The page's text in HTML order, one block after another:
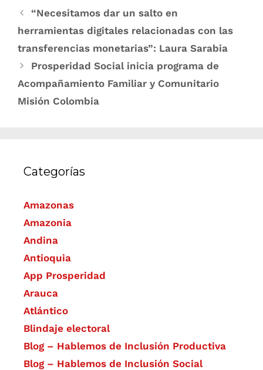
“Necesitamos dar un salto en
herramientas digitales relacionadas con las
transferencias monetarias”: Laura Sarabia
Prosperidad Social inicia programa de
Acompañamiento Familiar y Comunitario
Misión Colombia
Categorías
Amazonas
Amazonia
Andina
Antioquia
App Prosperidad
Arauca
Atlántico
Blindaje electoral
Blog – Hablemos de Inclusión Productiva
Blog – Hablemos de Inclusión Social